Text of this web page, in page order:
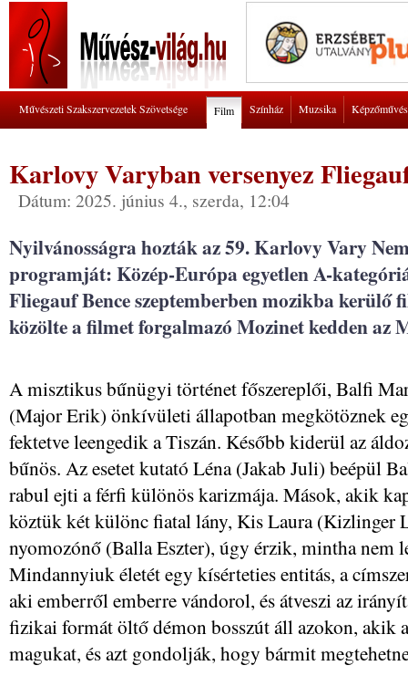
Művészeti Szakszervezetek Szövetsége Film Színház Muzsika
Karlovy Varyban versenyez
Dátum: 2025. június 4., szerda, 12:04
Nyilvánosságra hozták az 59. Karlovy Vary
programját: Közép-Európa egyetlen A-
Fliegauf Bence szeptemberben mozikba
közölte a filmet forgalmazó Mozinet kedden az
A misztikus bűnügyi történet főszereplői, Balfi
(Major Erik) önkívületi állapotban megkötöznek
fektetve leengedik a Tiszán. Később kiderül az
bűnös. Az esetet kutató Léna (Jakab Juli) beépül
rabul ejti a férfi különös karizmája. Mások, akik
köztük két különc fiatal lány, Kis Laura (Kizlinger
nyomozónő (Balla Eszter), úgy érzik, mintha nem
Mindannyiuk életét egy kísérteties entitás, a
aki emberről emberre vándorol, és átveszi az
fizikai formát öltő démon bosszút áll azokon, akik
magukat, és azt gondolják, hogy bármit